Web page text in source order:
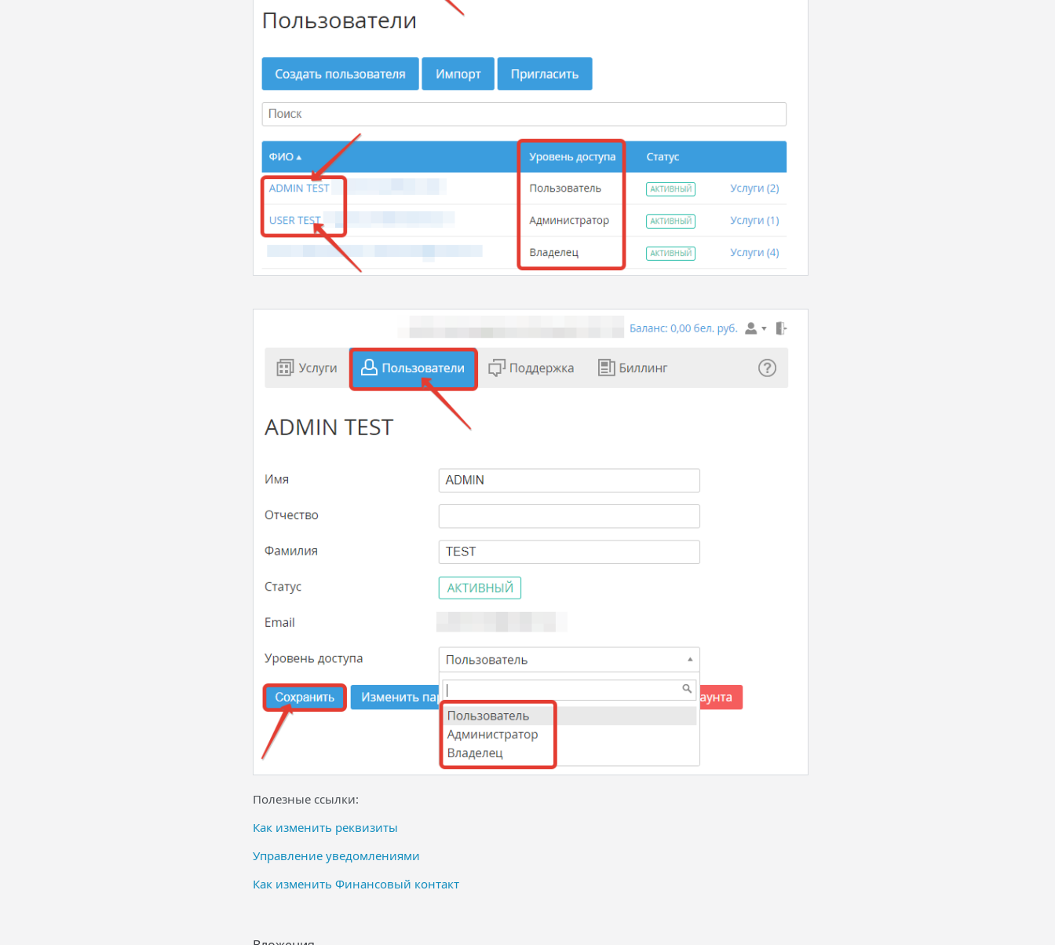
Полезные ссылки:
Как изменить реквизиты
Управление уведомлениями
Как изменить Финансовый контакт